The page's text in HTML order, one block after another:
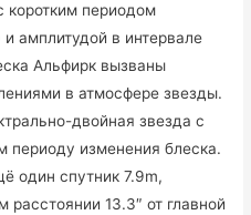
коротким периодом
амплитудой в интервале
Альфирк вызваны
в атмосфере звезды.
двойная звезда с
изменения блеска.
один спутник 7.9m,
расстоянии 13.3″ от главной